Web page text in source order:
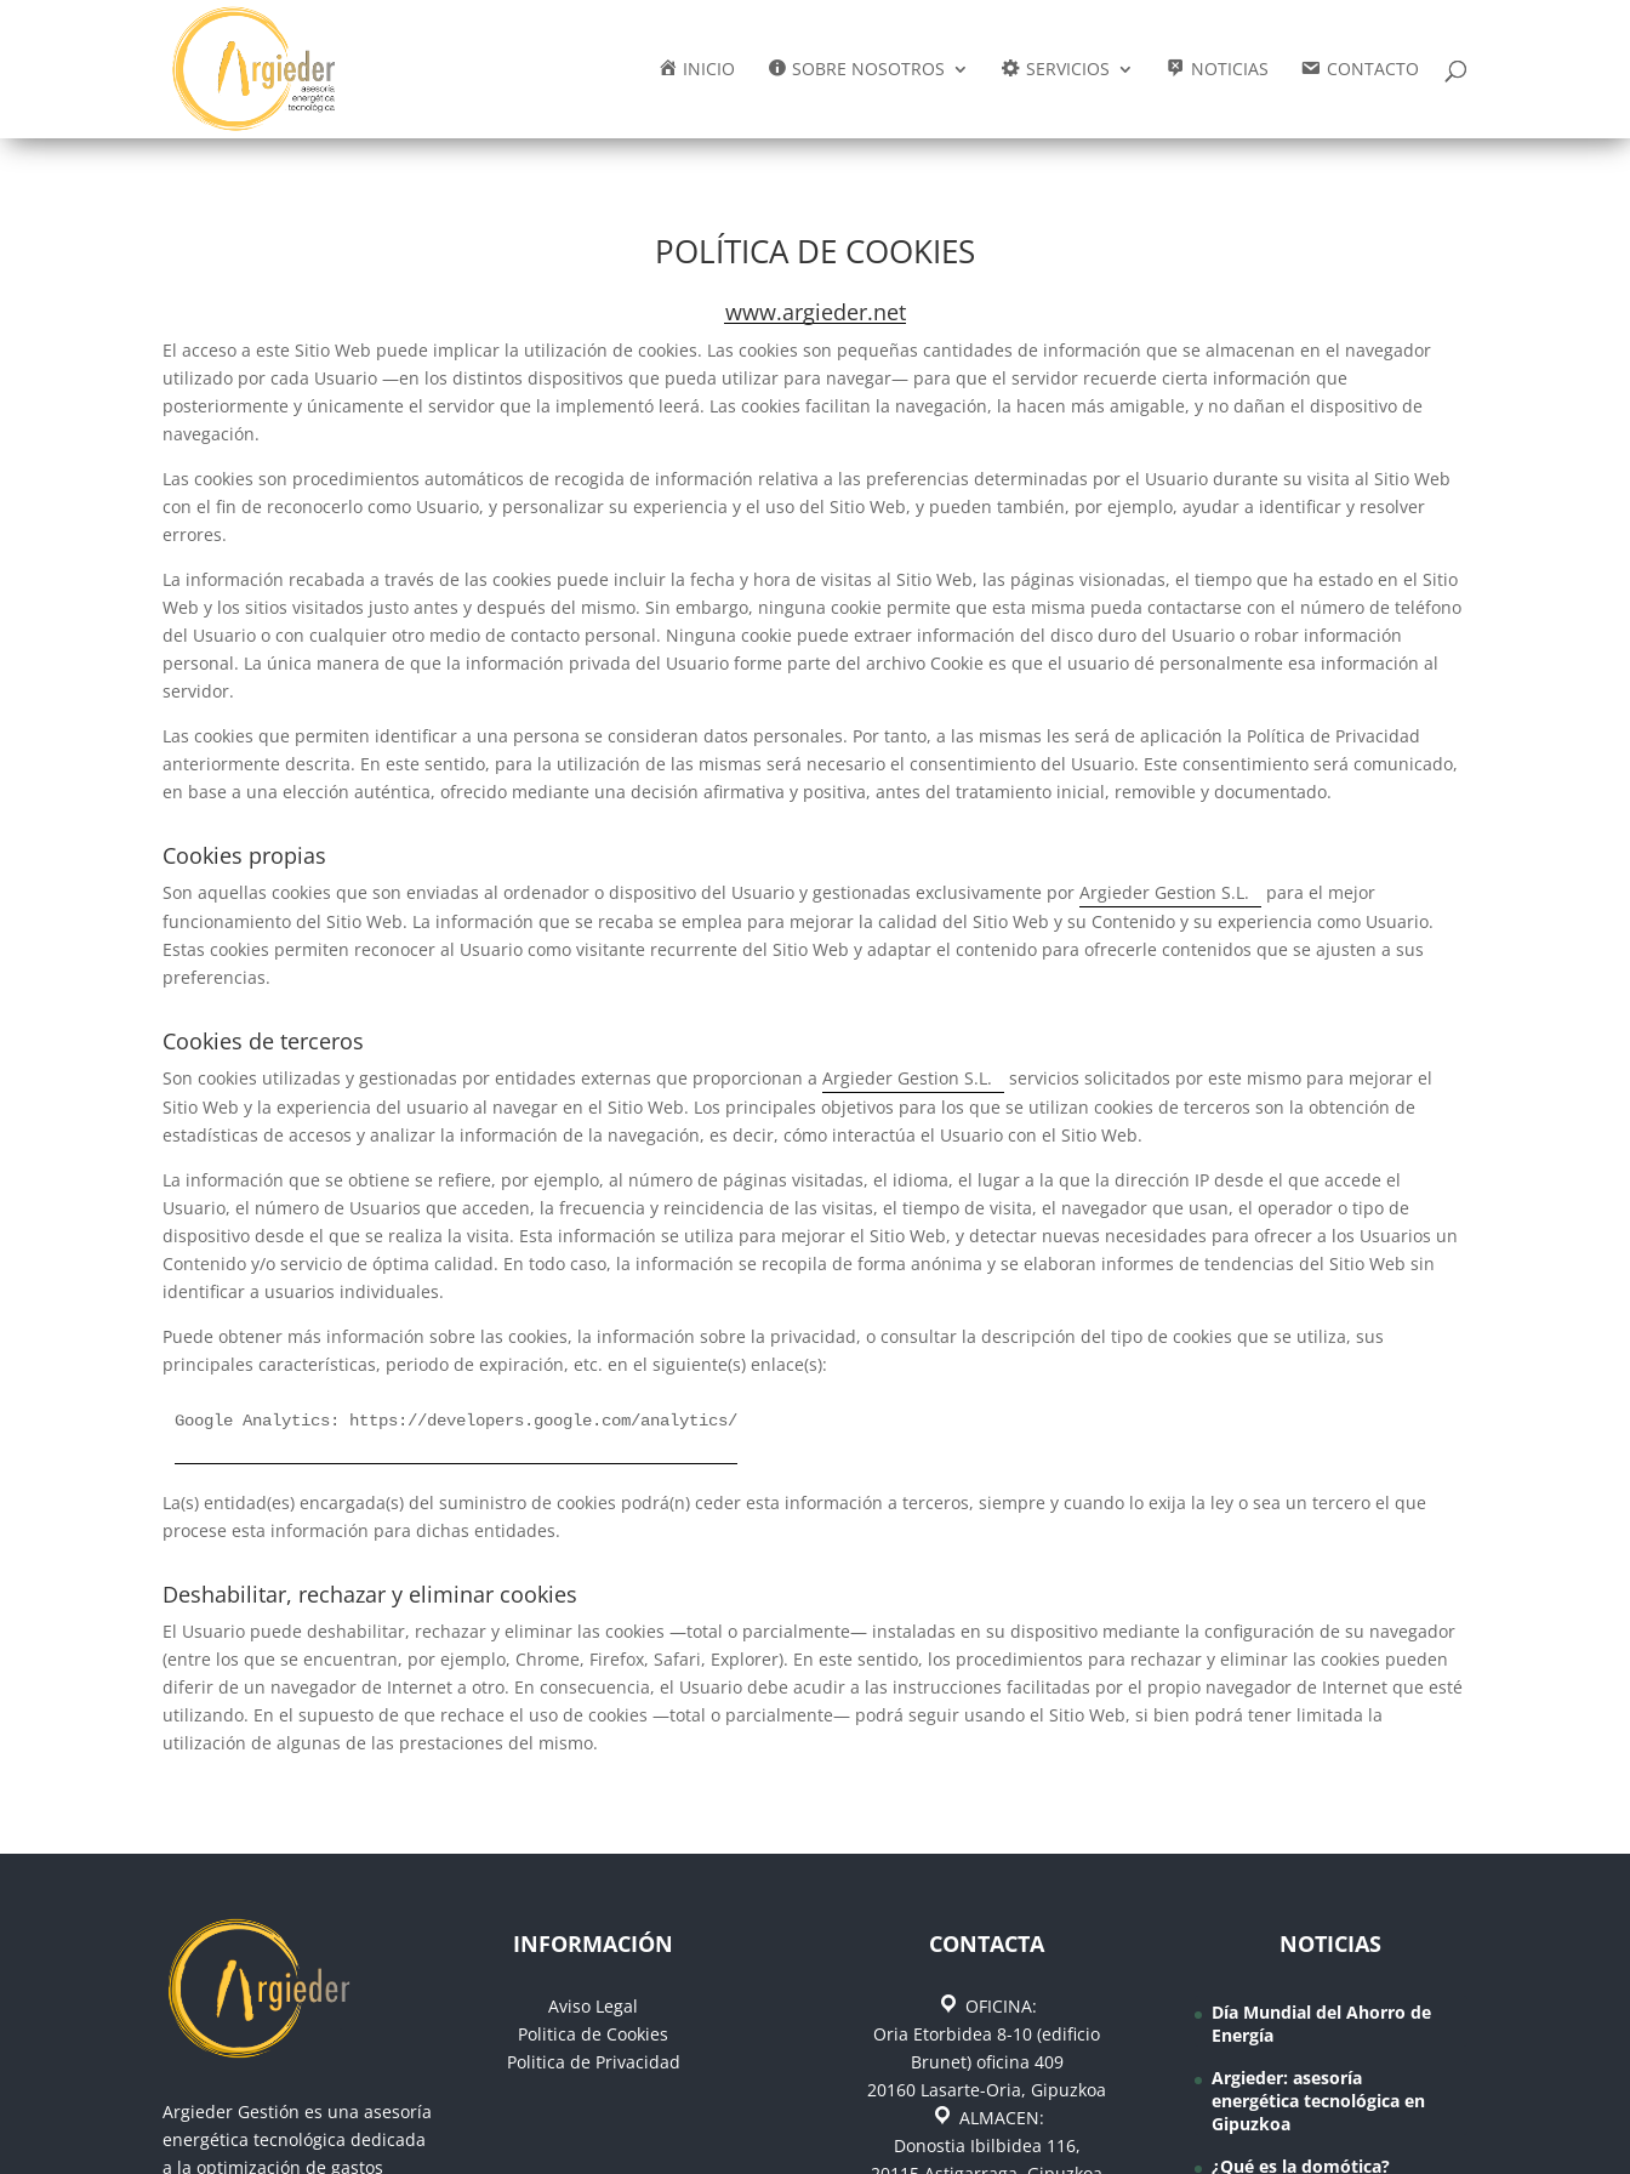
INICIO SOBRE NOSOTROS SERVICIOS NOTICIAS CONTACTO
POLÍTICA DE COOKIES
www.argieder.net
El acceso a este Sitio Web puede implicar la utilización de cookies. Las cookies son pequeñas cantidades de información que se almacenan en el navegador
utilizado por cada Usuario —en los distintos dispositivos que pueda utilizar para navegar— para que el servidor recuerde cierta información que
posteriormente y únicamente el servidor que la implementó leerá. Las cookies facilitan la navegación, la hacen más amigable, y no dañan el dispositivo de
navegación.
Las cookies son procedimientos automáticos de recogida de información relativa a las preferencias determinadas por el Usuario durante su visita al Sitio Web
con el fin de reconocerlo como Usuario, y personalizar su experiencia y el uso del Sitio Web, y pueden también, por ejemplo, ayudar a identificar y resolver
errores.
La información recabada a través de las cookies puede incluir la fecha y hora de visitas al Sitio Web, las páginas visionadas, el tiempo que ha estado en el Sitio
Web y los sitios visitados justo antes y después del mismo. Sin embargo, ninguna cookie permite que esta misma pueda contactarse con el número de teléfono
del Usuario o con cualquier otro medio de contacto personal. Ninguna cookie puede extraer información del disco duro del Usuario o robar información
personal. La única manera de que la información privada del Usuario forme parte del archivo Cookie es que el usuario dé personalmente esa información al
servidor.
Las cookies que permiten identificar a una persona se consideran datos personales. Por tanto, a las mismas les será de aplicación la Política de Privacidad
anteriormente descrita. En este sentido, para la utilización de las mismas será necesario el consentimiento del Usuario. Este consentimiento será comunicado,
en base a una elección auténtica, ofrecido mediante una decisión afirmativa y positiva, antes del tratamiento inicial, removible y documentado.
Cookies propias
Son aquellas cookies que son enviadas al ordenador o dispositivo del Usuario y gestionadas exclusivamente porArgieder Gestion S.L.
para el mejor
funcionamiento del Sitio Web. La información que se recaba se emplea para mejorar la calidad del Sitio Web y su Contenido y su experiencia como Usuario.
Estas cookies permiten reconocer al Usuario como visitante recurrente del Sitio Web y adaptar el contenido para ofrecerle contenidos que se ajusten a sus
preferencias.
Cookies de terceros
Son cookies utilizadas y gestionadas por entidades externas que proporcionan aArgieder Gestion S.L.
servicios solicitados por este mismo para mejorar el
Sitio Web y la experiencia del usuario al navegar en el Sitio Web. Los principales objetivos para los que se utilizan cookies de terceros son la obtención de
estadísticas de accesos y analizar la información de la navegación, es decir, cómo interactúa el Usuario con el Sitio Web.
La información que se obtiene se refiere, por ejemplo, al número de páginas visitadas, el idioma, el lugar a la que la dirección IP desde el que accede el
Usuario, el número de Usuarios que acceden, la frecuencia y reincidencia de las visitas, el tiempo de visita, el navegador que usan, el operador o tipo de
dispositivo desde el que se realiza la visita. Esta información se utiliza para mejorar el Sitio Web, y detectar nuevas necesidades para ofrecer a los Usuarios un
Contenido y/o servicio de óptima calidad. En todo caso, la información se recopila de forma anónima y se elaboran informes de tendencias del Sitio Web sin
identificar a usuarios individuales.
Puede obtener más información sobre las cookies, la información sobre la privacidad, o consultar la descripción del tipo de cookies que se utiliza, sus
principales características, periodo de expiración, etc. en el siguiente(s) enlace(s):
Google Analytics: https://developers.google.com/analytics/
La(s) entidad(es) encargada(s) del suministro de cookies podrá(n) ceder esta información a terceros, siempre y cuando lo exija la ley o sea un tercero el que
procese esta información para dichas entidades.
Deshabilitar, rechazar y eliminar cookies
El Usuario puede deshabilitar, rechazar y eliminar las cookies —total o parcialmente— instaladas en su dispositivo mediante la configuración de su navegador
(entre los que se encuentran, por ejemplo, Chrome, Firefox, Safari, Explorer). En este sentido, los procedimientos para rechazar y eliminar las cookies pueden
diferir de un navegador de Internet a otro. En consecuencia, el Usuario debe acudir a las instrucciones facilitadas por el propio navegador de Internet que esté
utilizando. En el supuesto de que rechace el uso de cookies —total o parcialmente— podrá seguir usando el Sitio Web, si bien podrá tener limitada la
utilización de algunas de las prestaciones del mismo.
Argieder Gestión es una asesoría
energética tecnológica dedicada
a la optimización de gastos
INFORMACIÓN
Aviso Legal
Politica de Cookies
Politica de Privacidad
CONTACTA
OFICINA:
Oria Etorbidea 8-10 (edificio
Brunet) oficina 409
20160 Lasarte-Oria, Gipuzkoa
ALMACEN:
Donostia Ibilbidea 116,
NOTICIAS
Día Mundial del Ahorro de
Energía
Argieder: asesoría
energética tecnológica en
Gipuzkoa
¿Qué es la domótica?